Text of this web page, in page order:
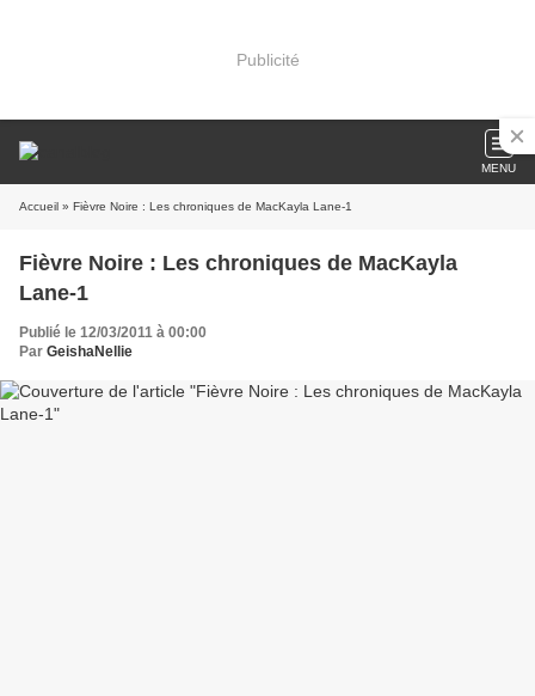
Publicité
MENU
Accueil » Fièvre Noire : Les chroniques de MacKayla Lane-1
Fièvre Noire : Les chroniques de MacKayla
Lane-1
Publié le 12/03/2011 à 00:00
Par GeishaNellie